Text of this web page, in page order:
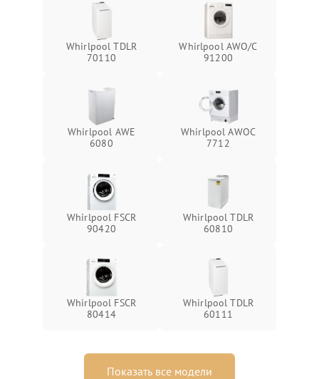
Whirlpool TDLR
70110
Whirlpool AWO/C
91200
Whirlpool AWE
6080
Whirlpool AWOC
7712
Whirlpool FSCR
90420
Whirlpool TDLR
60810
Whirlpool FSCR
80414
Whirlpool TDLR
60111
Показать все модели